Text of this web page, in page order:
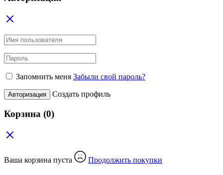
Запомнить меня Забыли свой пароль?
Авторизация Создать профиль
Корзина (0)
Ваша корзина пуста Продолжить покупки